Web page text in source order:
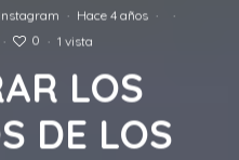
Instagram · Hace 4 años ·
·
· 0 · 1 vista
LOS
DE LOS